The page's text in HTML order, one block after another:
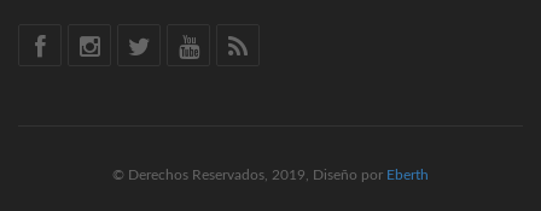
© Derechos Reservados, 2019, Diseño por Eberth